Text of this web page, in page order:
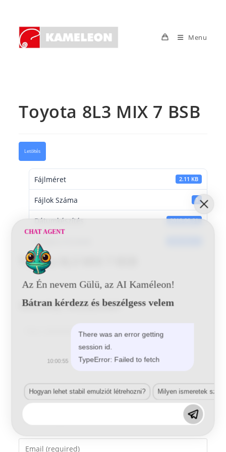
content
Menu
Toyota 8L3 MIX 7 BSB
Letöltés
Fájlméret 2.11 KB
Fájlok Száma 1
Dátumkészítés 2016-06-21
Utoljára frissített
Toyota 8L3 MIX 7 BSB
Vélemény, hozzászólás?
your
name
Enter
CHAT AGENT
Az Én nevem Gülü, az AI Kaméleon!
Bátran kérdezz és beszélgess velem
There was an error getting
session id.
TypeError: Failed to fetch
10:00:55
Hogyan lehet stabil emulziót létrehozni? Milyen ismeretek